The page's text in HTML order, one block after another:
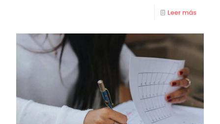
Leer más